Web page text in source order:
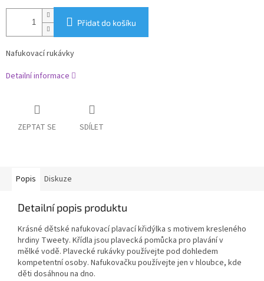
Přidat do košíku
Nafukovací rukávky
Detailní informace
ZEPTAT SE SDÍLET
Popis Diskuze
Detailní popis produktu
Krásné dětské nafukovací plavací křidýlka s motivem kresleného
hrdiny Tweety. Křídla jsou plavecká pomůcka pro plavání v
mělké vodě. Plavecké rukávky používejte pod dohledem
kompetentní osoby. Nafukovačku používejte jen v hloubce, kde
děti dosáhnou na dno.